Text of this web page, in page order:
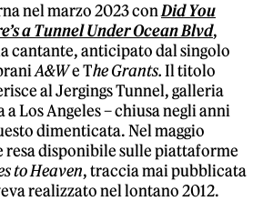
nel marzo 2023 conDid You
a Tunnel Under Ocean Blvd,
cantante, anticipato dal singolo
A&We The Grants.Il titolo
al Jergings Tunnel, galleria
a Los Angeles – chiusa negli anni
dimenticata. Nel maggio
resa disponibile sulle piattaforme
to Heaven, traccia mai pubblicata
realizzato nel lontano 2012.